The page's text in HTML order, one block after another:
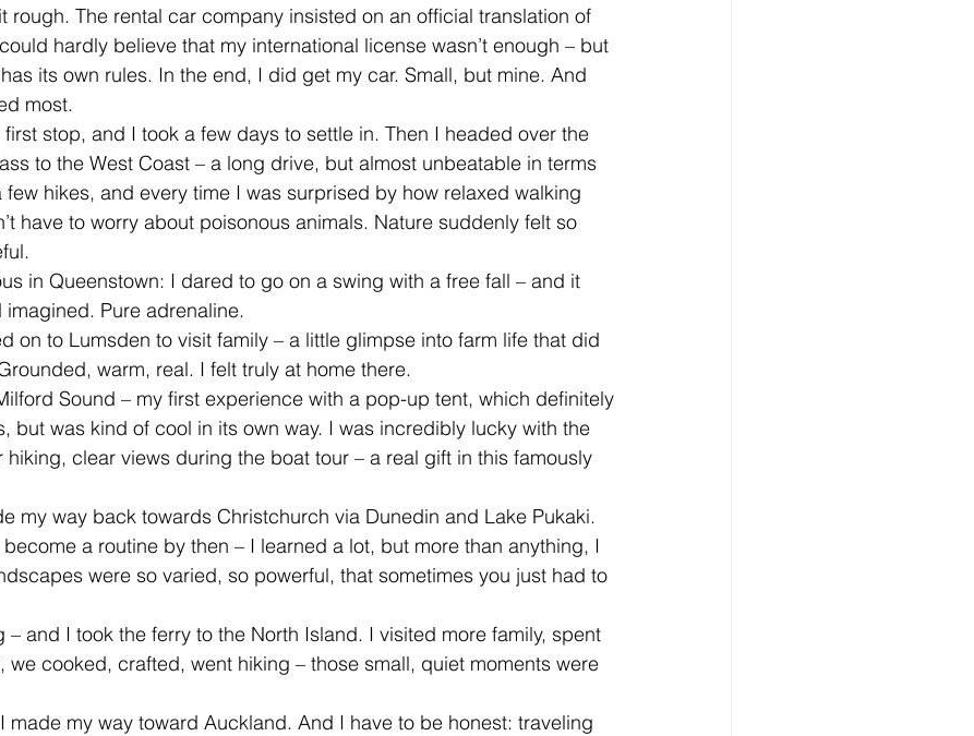
rough. The rental car company insisted on an official translation of
hardly believe that my international license wasn’t enough – but
its own rules. In the end, I did get my car. Small, but mine. And
most.
stop, and I took a few days to settle in. Then I headed over the
to the West Coast – a long drive, but almost unbeatable in terms
few hikes, and every time I was surprised by how relaxed walking
have to worry about poisonous animals. Nature suddenly felt so
in Queenstown: I dared to go on a swing with a free fall – and it
Pure adrenaline.
on to Lumsden to visit family – a little glimpse into farm life that did
warm, real. I felt truly at home there.
Sound – my first experience with a pop-up tent, which definitely
but was kind of cool in its own way. I was incredibly lucky with the
hiking, clear views during the boat tour – a real gift in this famously
my way back towards Christchurch via Dunedin and Lake Pukaki.
a routine by then – I learned a lot, but more than anything, I
were so varied, so powerful, that sometimes you just had to
– and I took the ferry to the North Island. I visited more family, spent
we cooked, crafted, went hiking – those small, quiet moments were
made my way toward Auckland. And I have to be honest: traveling